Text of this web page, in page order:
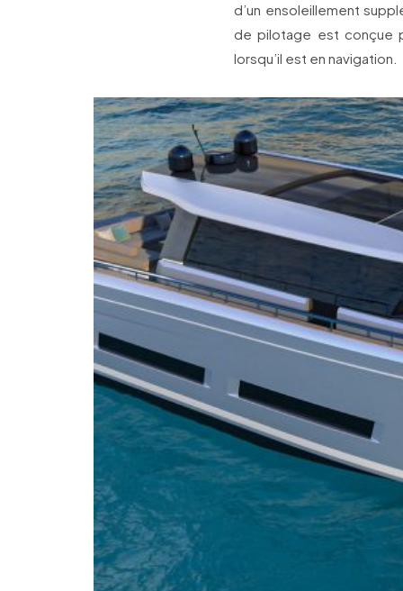
d’un ensoleillement
de pilotage est conçue
lorsqu’il est en navigation.